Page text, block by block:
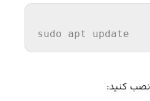
sudo apt update
نصب کنید: